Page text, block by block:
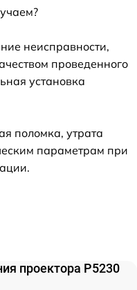
неисправности,
проведенного
установка
поломка, утрата
параметрам при
проектора P5230